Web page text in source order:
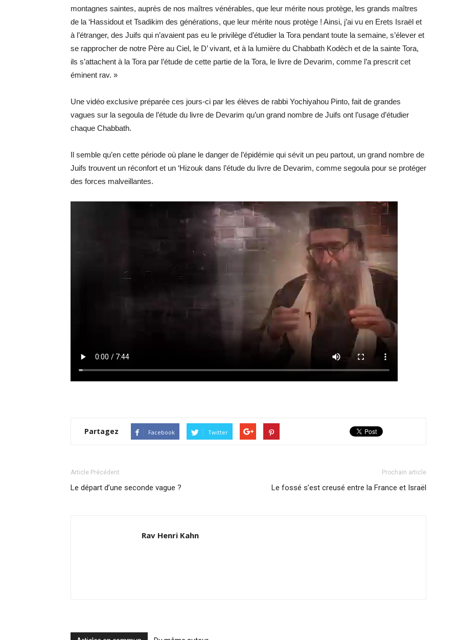
montagnes saintes, auprès de nos maîtres vénérables, que leur mérite nous protège, les grands maîtres
de la ‘Hassidout et Tsadikim des générations, que leur mérite nous protège ! Ainsi, j’ai vu en Erets Israël et
à l’étranger, des Juifs qui n’avaient pas eu le privilège d’étudier la Tora pendant toute la semaine, s’élever et
se rapprocher de notre Père au Ciel, le D’ vivant, et à la lumière du Chabbath Kodèch et de la sainte Tora,
ils s’attachent à la Tora par l’étude de cette partie de la Tora, le livre de Devarim, comme l’a prescrit cet
éminent rav. »
Une vidéo exclusive préparée ces jours-ci par les élèves de rabbi Yochiyahou Pinto, fait de grandes
vagues sur la segoula de l’étude du livre de Devarim qu’un grand nombre de Juifs ont l’usage d’étudier
chaque Chabbath.
Il semble qu’en cette période où plane le danger de l’épidémie qui sévit un peu partout, un grand nombre de
Juifs trouvent un réconfort et un ‘Hizouk dans l’étude du livre de Devarim, comme segoula pour se protéger
des forces malveillantes.
Partagez Facebook Twitter
Article Précédent
Le départ d’une seconde vague ?
Prochain article
Le fossé s’est creusé entre la France et Israël
Rav Henri Kahn